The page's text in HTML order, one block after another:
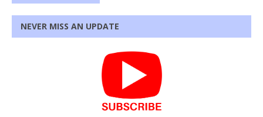
NEVER MISS AN UPDATE